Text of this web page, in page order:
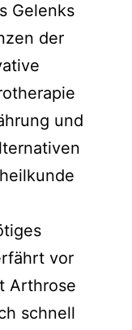
Gelenks
der
und
vor
Arthrose
schnell